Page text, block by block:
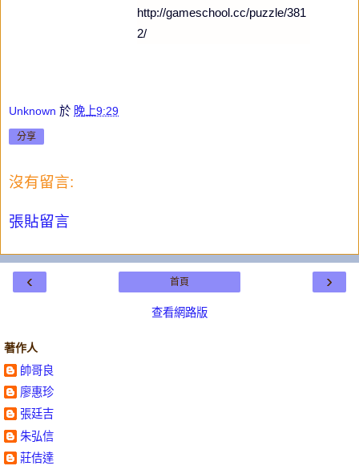
http://gameschool.cc/puzzle/381
2/
Unknown 於 晚上9:29
分享
沒有留言:
張貼留言
‹ ›
首頁
查看網路版
著作人
帥哥良
廖惠珍
張廷吉
朱弘信
莊佶達